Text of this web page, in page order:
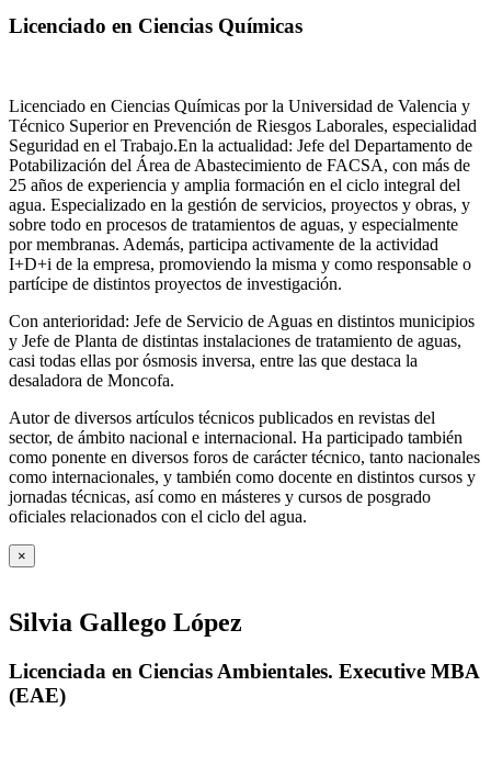
Licenciado en Ciencias Químicas
Licenciado en Ciencias Químicas por la Universidad de Valencia y
Técnico Superior en Prevención de Riesgos Laborales, especialidad
Seguridad en el Trabajo.En la actualidad: Jefe del Departamento de
Potabilización del Área de Abastecimiento de FACSA, con más de
25 años de experiencia y amplia formación en el ciclo integral del
agua. Especializado en la gestión de servicios, proyectos y obras, y
sobre todo en procesos de tratamientos de aguas, y especialmente
por membranas. Además, participa activamente de la actividad
I+D+i de la empresa, promoviendo la misma y como responsable o
partícipe de distintos proyectos de investigación.
Con anterioridad: Jefe de Servicio de Aguas en distintos municipios
y Jefe de Planta de distintas instalaciones de tratamiento de aguas,
casi todas ellas por ósmosis inversa, entre las que destaca la
desaladora de Moncofa.
Autor de diversos artículos técnicos publicados en revistas del
sector, de ámbito nacional e internacional. Ha participado también
como ponente en diversos foros de carácter técnico, tanto nacionales
como internacionales, y también como docente en distintos cursos y
jornadas técnicas, así como en másteres y cursos de posgrado
oficiales relacionados con el ciclo del agua.
×
Silvia Gallego López
Licenciada en Ciencias Ambientales. Executive MBA
(EAE)